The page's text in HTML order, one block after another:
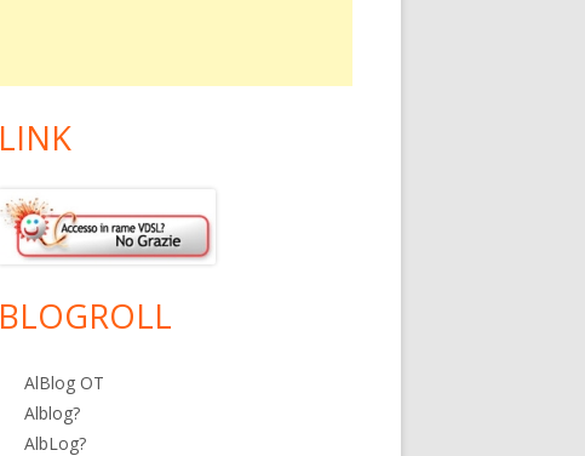
LINK
BLOGROLL
AlBlog OT
Alblog?
AlbLog?